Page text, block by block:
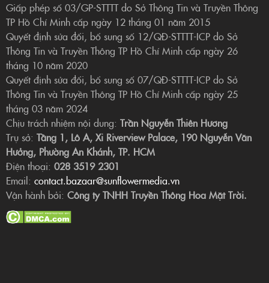
Giấp phép số 03/GP-STTTT do Sở Thông Tin và Truyền Thông
TP Hồ Chí Minh cấp ngày 12 tháng 01 năm 2015
Quyết định sửa đổi, bổ sung số 12/QĐ-STTTT-ICP do Sở
Thông Tin và Truyền Thông TP Hồ Chí Minh cấp ngày 26
tháng 10 năm 2020
Quyết định sửa đổi, bổ sung số 07/QĐ-STTTT-ICP do Sở
Thông Tin và Truyền Thông TP Hồ Chí Minh cấp ngày 25
tháng 03 năm 2024
Chịu trách nhiệm nội dung: Trần Nguyễn Thiên Hương
Trụ sở: Tầng 1, Lô A, Xi Riverview Palace, 190 Nguyễn Văn
Hưởng, Phường An Khánh, TP. HCM
Điện thoại: 028 3519 2301
Email: contact.bazaar@sunflowermedia.vn
Vận hành bởi: Công ty TNHH Truyền Thông Hoa Mặt Trời.